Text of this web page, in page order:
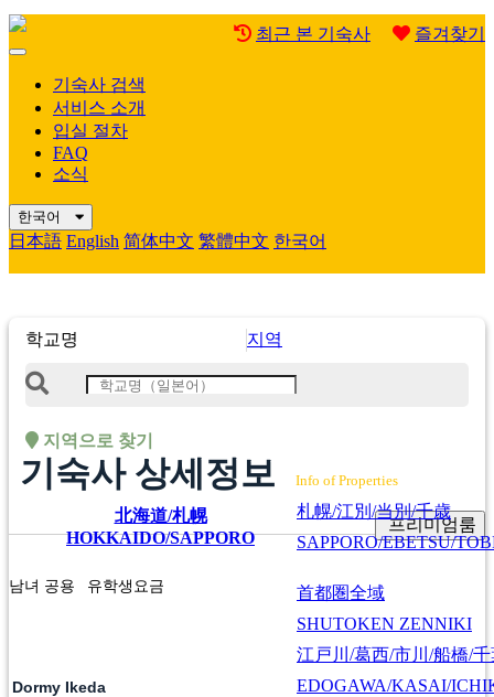
최근 본 기숙사 즐겨찾기
Mobile
기숙사 검색
서비스 소개
입실 절차
FAQ
소식
한국어
日本語 English 简体中文 繁體中文 한국어
학교명 지역
지역으로 찾기
北海道/札幌
HOKKAIDO/SAPPORO
札幌/江別/当別/千歳
SAPPORO/EBETSU/
首都圏全域
SHUTOKEN ZENNIKI
江戸川/葛西/市川/船橋/千
EDOGAWA/KASAI/
기숙사 상세정보 Info of Properties
프리미엄룸
남녀 공용 유학생요금
Dormy Ikeda